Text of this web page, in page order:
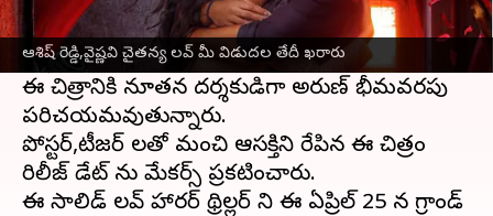
ఆశిష్ రెడ్డి,వైష్ణవి చైతన్య లవ్ మీ విడుదల తేదీ ఖరారు
చైతన్యకలయికలో చేస్తున్న లేటెస్ట్ లవ్ అండ్ హారర్
థ్రిల్లర్ చిత్రం "లవ్ మి".
ఈ చిత్రానికి నూతన దర్శకుడిగా అరుణ్ భీమవరపు
పరిచయమవుతున్నారు.
పోస్టర్,టీజర్ లతో మంచి ఆసక్తిని రేపిన ఈ చిత్రం
రిలీజ్ డేట్ ను మేకర్స్ ప్రకటించారు.
ఈ సాలిడ్ లవ్ హారర్ థ్రిల్లర్ ని ఈ ఏప్రిల్ 25 న గ్రాండ్